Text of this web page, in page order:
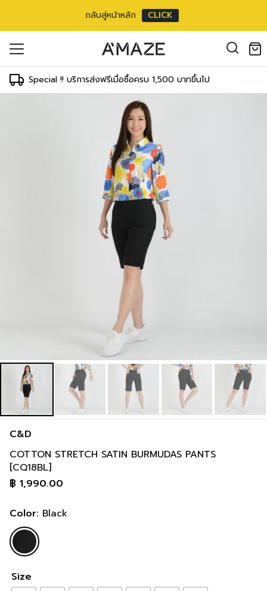
กลับสู่หน้าหลัก CLICK
Special !! บริการส่งฟรีเมื่อซื้อครบ 1,500 บาทขึ้นไป
C&D
COTTON STRETCH SATIN BURMUDAS PANTS
[CQ18BL]
฿ 1,990.00
Color: Black
Size
in the cart.
address*
คลิกที่นี่เพื่อสมัครสมาชิก
คุณเพื่อรองรับประสบการณ์การใช้งาน